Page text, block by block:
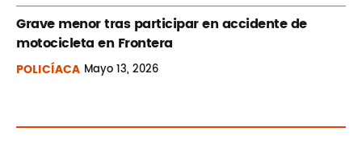
Grave menor tras participar en accidente de
motocicleta en Frontera
POLICÍACA Mayo13, 2026